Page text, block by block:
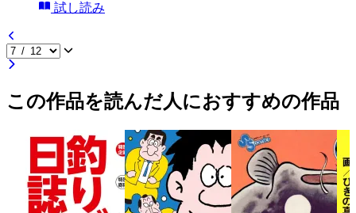
試し読み
この作品を読んだ人におすすめの作品